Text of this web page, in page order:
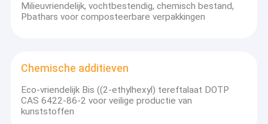
Milieuvriendelijk, vochtbestendig, chemisch bestand,
Pbathars voor composteerbare verpakkingen
Chemische additieven
Eco-vriendelijk Bis ((2-ethylhexyl) tereftalaat DOTP
CAS 6422-86-2 voor veilige productie van
kunststoffen